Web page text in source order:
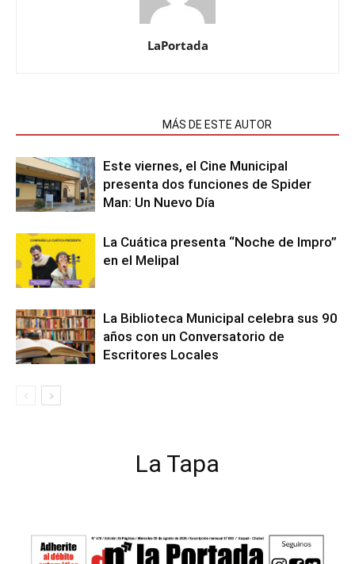
LaPortada
MÁS DE ESTE AUTOR
Este viernes, el Cine Municipal
presenta dos funciones de Spider
Man: Un Nuevo Día
La Cuática presenta “Noche de Impro”
en el Melipal
La Biblioteca Municipal celebra sus 90
años con un Conversatorio de
Escritores Locales
La Tapa